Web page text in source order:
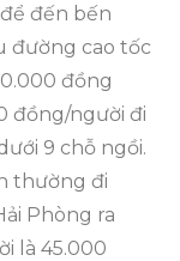
đến bến
đường cao tốc
đồng
đồng/người đi
9 chỗ ngồi.
thường đi
Phòng ra
là 45.000